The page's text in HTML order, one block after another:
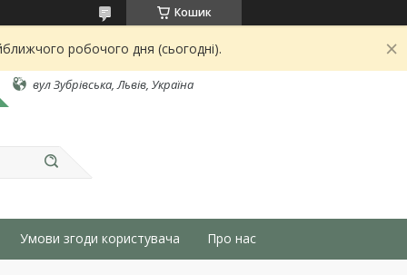
Кошик
робочого дня (сьогодні).
вул Зубрівська, Львів, Україна
Умови згоди користувача Про нас